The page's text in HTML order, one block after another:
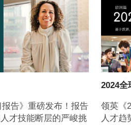
告》重磅发布！报告
才技能断层的严峻挑
2024全
领英《
人才趋